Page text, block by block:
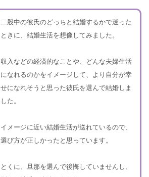
二股中の彼氏のどっちと結婚するかで迷った
ときに、結婚生活を想像してみました。
収入などの経済的なことや、どんな夫婦生活
になれるのかをイメージして、より自分が幸
せになれそうと思った彼氏を選んで結婚しま
した。
イメージに近い結婚生活が送れているので、
選び方が正しかったと思っています。
とくに、旦那を選んで後悔していませんし、